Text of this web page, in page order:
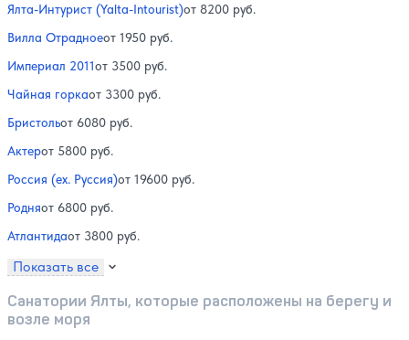
Ялта-Интурист (Yalta-Intourist)от 8200 руб.
Вилла Отрадноеот 1950 руб.
Империал 2011от 3500 руб.
Чайная горкаот 3300 руб.
Бристольот 6080 руб.
Актерот 5800 руб.
Россия (ex. Руссия)от 19600 руб.
Родняот 6800 руб.
Атлантидаот 3800 руб.
Показать все
Санатории Ялты, которые расположены на берегу и
возле моря